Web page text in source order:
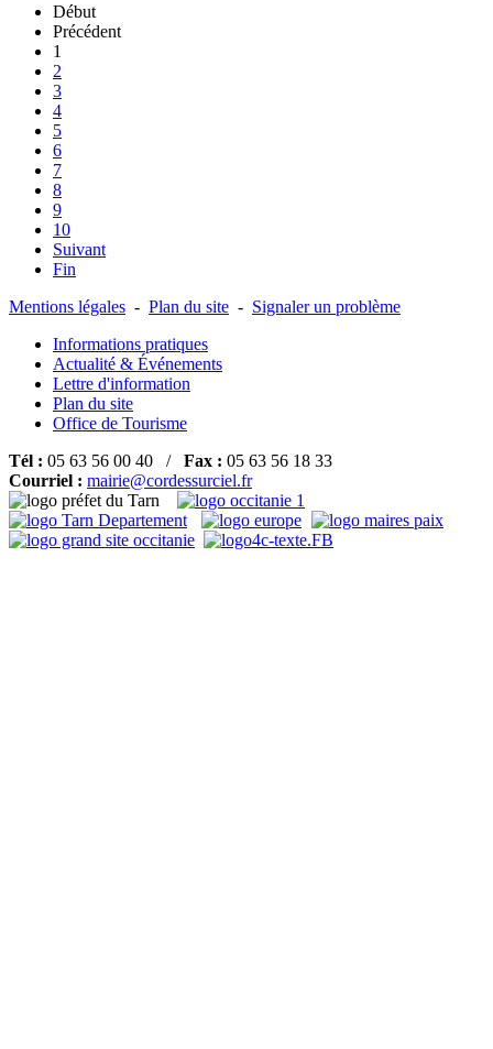
Début
Précédent
1
2
3
4
5
6
7
8
9
10
Suivant
Fin
Mentions légales - Plan du site - Signaler un problème
Informations pratiques
Actualité & Événements
Lettre d'information
Plan du site
Office de Tourisme
Tél : 05 63 56 00 40 / Fax : 05 63 56 18 33
Courriel : mairie@cordessurciel.fr